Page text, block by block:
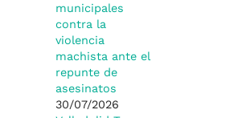
municipales
contra la
violencia
machista ante el
repunte de
asesinatos
30/07/2026